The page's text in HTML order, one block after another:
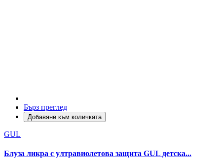
Бърз преглед
Добавяне към количката
GUL
Блуза ликра с ултравиолетова защита GUL детска...